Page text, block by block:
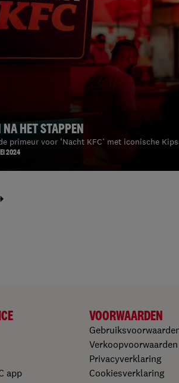
HET STAPPEN
primeur voor ‘Nacht KFC’ met iconische
2024
app​
VOORWAARDEN
Verkoopvoorwaarden​
Privacyverklaring​
Cookiesverklaring​